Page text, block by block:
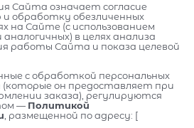
Сайта означает согласие
и обработку обезличенных
на Сайте (с использованием
аналогичных) в целях анализа
работы Сайта и показа целевой
с обработкой персональных
(которые он предоставляет при
заказа), регулируются
— Политикой
, размещенной по адресу: [